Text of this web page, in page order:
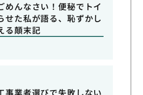
めんなさい！便秘でトイ
せた私が語る、恥ずかし
る顛末記
事業者選びで失敗しない